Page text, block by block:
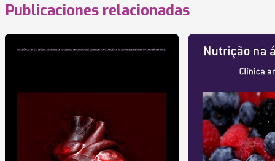
Publicaciones relacionadas